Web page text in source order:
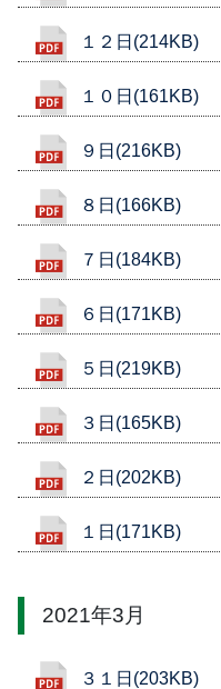
１２日(214KB)
１０日(161KB)
９日(216KB)
８日(166KB)
７日(184KB)
６日(171KB)
５日(219KB)
３日(165KB)
２日(202KB)
１日(171KB)
2021年3月
３１日(203KB)